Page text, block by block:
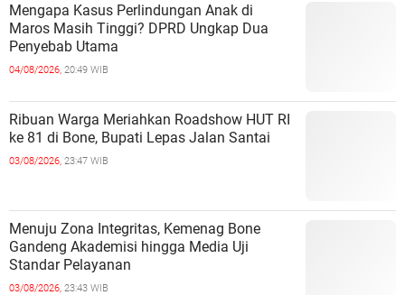
Mengapa Kasus Perlindungan Anak di
Maros Masih Tinggi? DPRD Ungkap Dua
Penyebab Utama
04/08/2026, 20:49 WIB
Ribuan Warga Meriahkan Roadshow HUT RI
ke 81 di Bone, Bupati Lepas Jalan Santai
03/08/2026, 23:47 WIB
Menuju Zona Integritas, Kemenag Bone
Gandeng Akademisi hingga Media Uji
Standar Pelayanan
03/08/2026, 23:43 WIB